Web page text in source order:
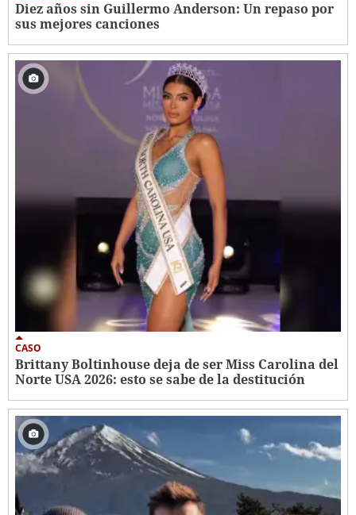
Diez años sin Guillermo Anderson: Un repaso por
sus mejores canciones
CASO
Brittany Boltinhouse deja de ser Miss Carolina del
Norte USA 2026: esto se sabe de la destitución